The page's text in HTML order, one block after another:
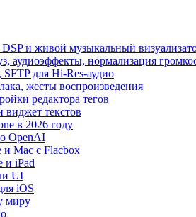
и живой музыкальный
аудиоэффекты, нормализация
для Hi-Res-аудио
жесты воспроизведения
редактора тегов
виджет текстов
в 2026 году
OpenAI
и Mac с Flacbox
и iPad
UI
iOS
миру